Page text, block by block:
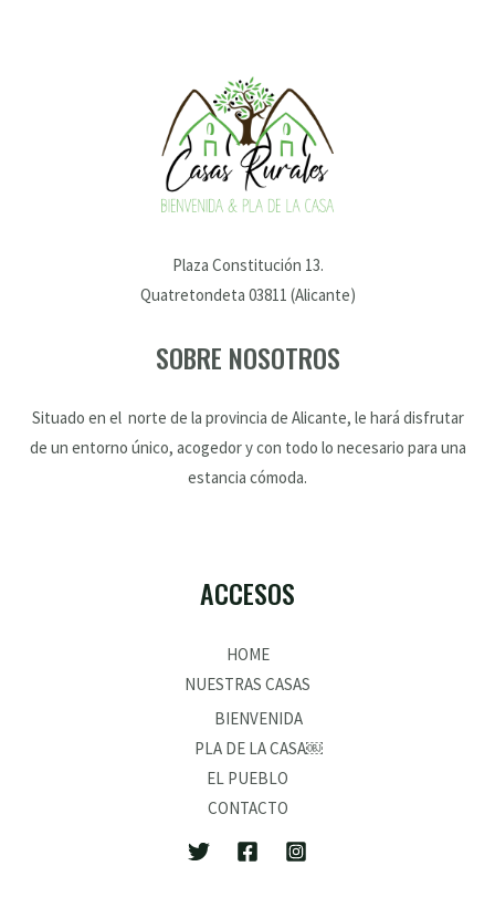
Plaza Constitución 13.
Quatretondeta 03811 (Alicante)
SOBRE NOSOTROS
Situado en el norte de la provincia de Alicante, le hará disfrutar
de un entorno único, acogedor y con todo lo necesario para una
estancia cómoda.
ACCESOS
HOME
NUESTRAS CASAS
BIENVENIDA
PLA DE LA CASA￼
EL PUEBLO
CONTACTO